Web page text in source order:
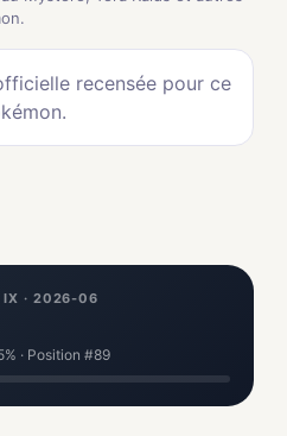
recensée pour ce
IX · 2026-06
· Position #89